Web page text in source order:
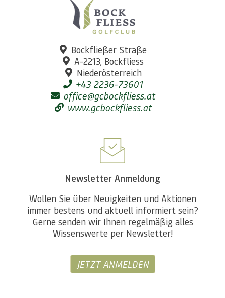
Bockfließer Straße
A-2213, Bockfliess
Niederösterreich
+43 2236-73601
office@gcbockfliess.at
www.gcbockfliess.at
Newsletter Anmeldung
Wollen Sie über Neuigkeiten und Aktionen
immer bestens und aktuell informiert sein?
Gerne senden wir Ihnen regelmäßig alles
Wissenswerte per Newsletter!
JETZT ANMELDEN